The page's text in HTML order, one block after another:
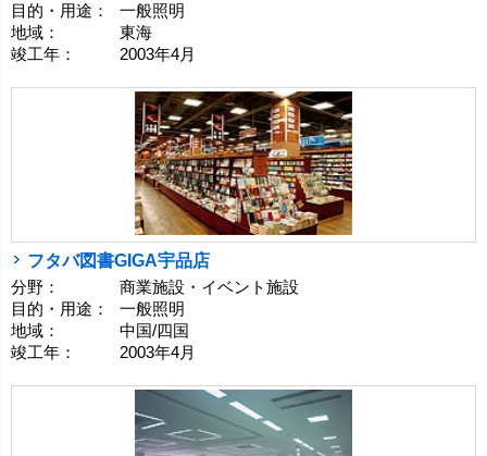
目的・用途：
一般照明
地域：
東海
竣工年：
2003年4月
フタバ図書GIGA宇品店
分野：
商業施設・イベント施設
目的・用途：
一般照明
地域：
中国/四国
竣工年：
2003年4月